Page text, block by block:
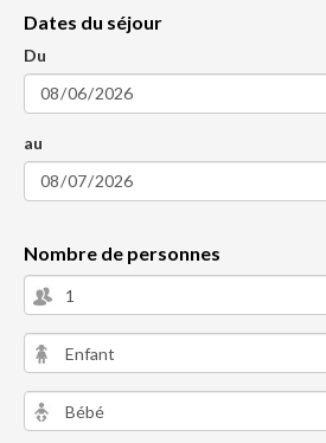
Dates du séjour
Du
au
Nombre de personnes